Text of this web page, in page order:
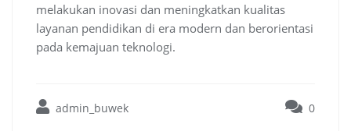
melakukan inovasi dan meningkatkan kualitas
layanan pendidikan di era modern dan berorientasi
pada kemajuan teknologi.
admin_buwek 0